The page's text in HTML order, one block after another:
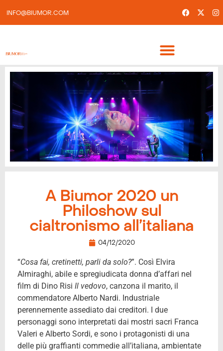
INFO@BIUMOR.COM
A Biumor 2020 un
Philoshow sul
cialtronismo all’italiana
04/12/2020
“Cosa fai, cretinetti, parli da solo?”. Così Elvira
Almiraghi, abile e spregiudicata donna d’affari nel
film di Dino Risi Il vedovo, canzona il marito, il
commendatore Alberto Nardi. Industriale
perennemente assediato dai creditori. I due
personaggi sono interpretati dai mostri sacri Franca
Valeri e Alberto Sordi, e sono i protagonisti di una
delle più graffianti commedie all’italiana, ambientate